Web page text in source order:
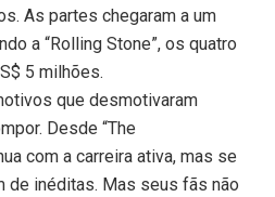
As partes chegaram a um
a “Rolling Stone”, os quatro
5 milhões.
que desmotivaram
Desde “The
com a carreira ativa, mas se
de inéditas. Mas seus fãs não